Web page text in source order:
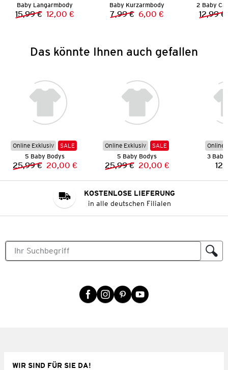
Baby Langarmbody
Vorheriger Preis:
15,99 € Neuer Preis:
12,00 €
Baby Kurzarmbody
Vorheriger Preis:
7,99 € Neuer Preis:
6,00 €
2 Baby
12,99 €
Das könnte Ihnen auch gefallen
Online Exklusiv
SALE
5 Baby Bodys
Vorheriger Preis:
25,99 € Neuer Preis:
20,00 €
Online Exklusiv
SALE
5 Baby Bodys
Vorheriger Preis:
25,99 € Neuer Preis:
20,00 €
Online
3
KOSTENLOSE LIEFERUNG
in alle deutschen Filialen
WIR SIND FÜR SIE DA!